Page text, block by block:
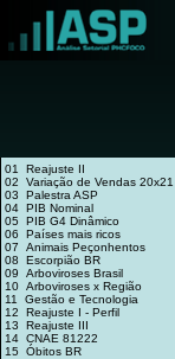
01 Reajuste II
02 Variação de Vendas 20x21
03 Palestra ASP
04 PIB Nominal
05 PIB G4 Dinâmico
06 Países mais ricos
07 Animais Peçonhentos
08 Escorpião BR
09 Arboviroses Brasil
10 Arboviroses x Região
11 Gestão e Tecnologia
12 Reajuste I - Perfil
13 Reajuste III
14 CNAE 81222
15 Óbitos BR